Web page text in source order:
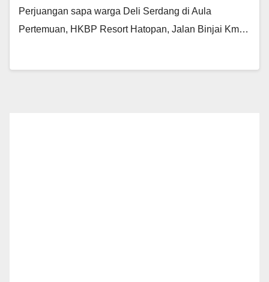
Perjuangan sapa warga Deli Serdang di Aula
Pertemuan, HKBP Resort Hatopan, Jalan Binjai Km…